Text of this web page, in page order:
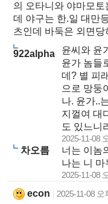
의 오타니와 야마모
데 야구는 한.일 대만
츠인데 바둑은 외면
922alpha
윤씨와 윤
윤가 놈들
데? 별 피
으로 망둥
나. 윤가..
지껄여 대
도 있느니
2025-11-08
차오름
너는 이놈
나는 니
2025-11-08
econ 2025-11-08 오